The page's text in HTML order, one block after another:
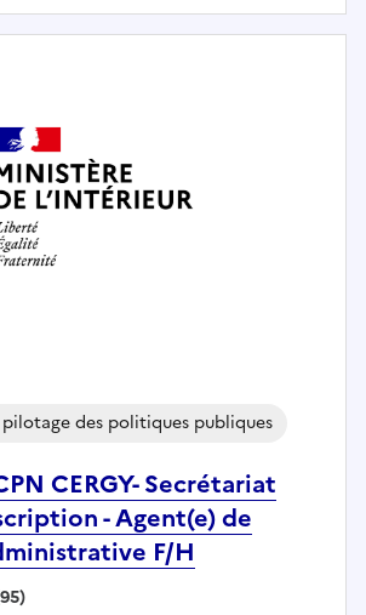
CERGY- Secrétariat
- Agent(e) de
F/H
des politiques publiques
: